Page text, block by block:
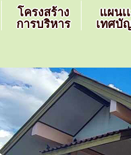
โครงสร้าง
การบริหาร
แผนเ
เทศบั